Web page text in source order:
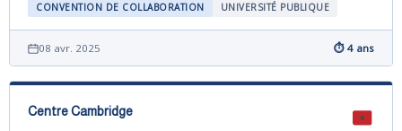
CONVENTION DE COLLABORATION UNIVERSITÉ PUBLIQUE
08 avr. 2025 ⏱ 4 ans
Centre Cambridge